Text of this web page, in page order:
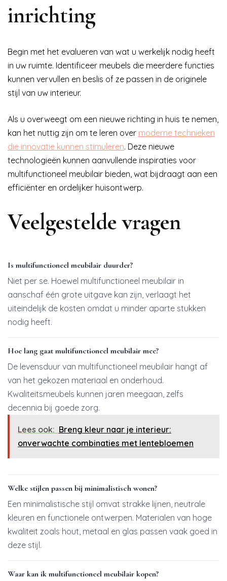
inrichting
Begin met het evalueren van wat u werkelijk nodig heeft
in uw ruimte. Identificeer meubels die meerdere functies
kunnen vervullen en beslis of ze passen in de originele
stijl van uw interieur.
Als u overweegt om een nieuwe richting in huis te nemen,
kan het nuttig zijn om te leren over moderne technieken
die innovatie kunnen stimuleren. Deze nieuwe
technologieën kunnen aanvullende inspiraties voor
multifunctioneel meubilair bieden, wat bijdraagt aan een
efficiënter en ordelijker huisontwerp.
Veelgestelde vragen
Is multifunctioneel meubilair duurder?
Niet per se. Hoewel multifunctioneel meubilair in
aanschaf één grote uitgave kan zijn, verlaagt het
uiteindelijk de kosten omdat u minder aparte stukken
nodig heeft.
Hoe lang gaat multifunctioneel meubilair mee?
De levensduur van multifunctioneel meubilair hangt af
van het gekozen materiaal en onderhoud.
Kwaliteitsmeubels kunnen jaren meegaan, zelfs
decennia bij goede zorg.
Lees ook: Breng kleur naar je interieur:
onverwachte combinaties met lentebloemen
Welke stijlen passen bij minimalistisch wonen?
Een minimalistische stijl omvat strakke lijnen, neutrale
kleuren en functionele ontwerpen. Materialen van hoge
kwaliteit zoals hout, metaal en glas passen vaak goed in
deze stijl.
Waar kan ik multifunctioneel meubilair kopen?